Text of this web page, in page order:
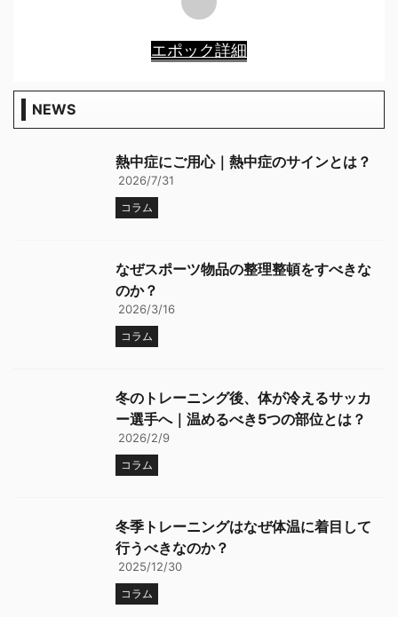
エポック詳細
NEWS
熱中症にご用心｜熱中症のサインとは？
2026/7/31
コラム
なぜスポーツ物品の整理整頓をすべきな
のか？
2026/3/16
コラム
冬のトレーニング後、体が冷えるサッカ
ー選手へ｜温めるべき5つの部位とは？
2026/2/9
コラム
冬季トレーニングはなぜ体温に着目して
行うべきなのか？
2025/12/30
コラム